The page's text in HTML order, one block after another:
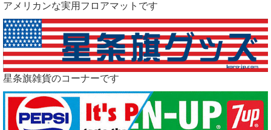
アメリカンな実用フロアマットです
星条旗雑貨のコーナーです